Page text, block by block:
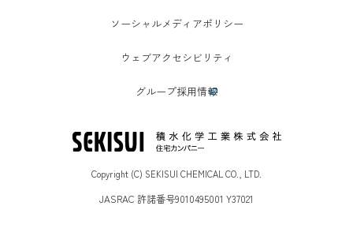
ソーシャルメディアポリシー
ウェブアクセシビリティ
グループ採用情報
Copyright (C) SEKISUI CHEMICAL CO., LTD.
JASRAC 許諾番号9010495001 Y37021